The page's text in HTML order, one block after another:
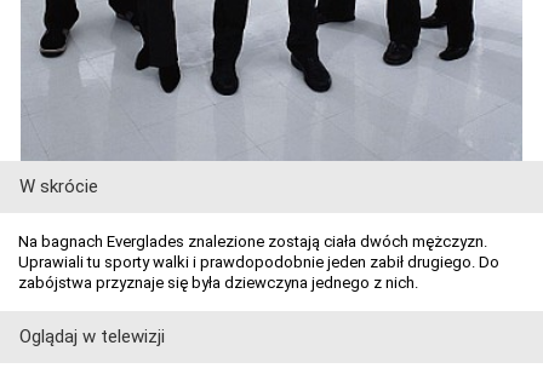
W skrócie
Na bagnach Everglades znalezione zostają ciała dwóch mężczyzn.
Uprawiali tu sporty walki i prawdopodobnie jeden zabił drugiego. Do
zabójstwa przyznaje się była dziewczyna jednego z nich.
Oglądaj w telewizji